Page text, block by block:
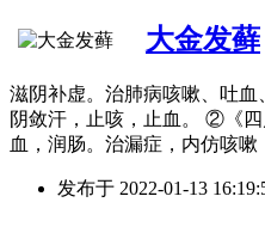
大金发藓
滋阴补虚。治肺病咳嗽、吐
阴敛汗，止咳，止血。 ②《
血，润肠。治漏症，内仿咳嗽
发布于 2022-01-13